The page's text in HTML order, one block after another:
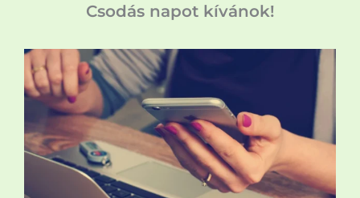
Csodás napot kívánok!